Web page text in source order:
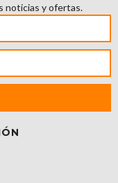
noticias y ofertas.